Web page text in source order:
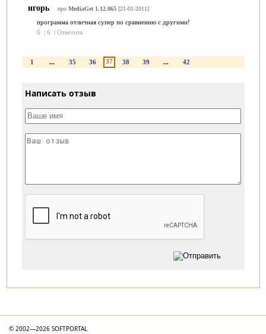
игорь про MediaGet 1.12.065[21-01-2011]
программа отличная супер по сравнению с другими!
6
| 6 | Ответить
1 ... 35 36 37 38 39 ... 42
Написать отзыв
© 2002—2026 SOFTPORTAL